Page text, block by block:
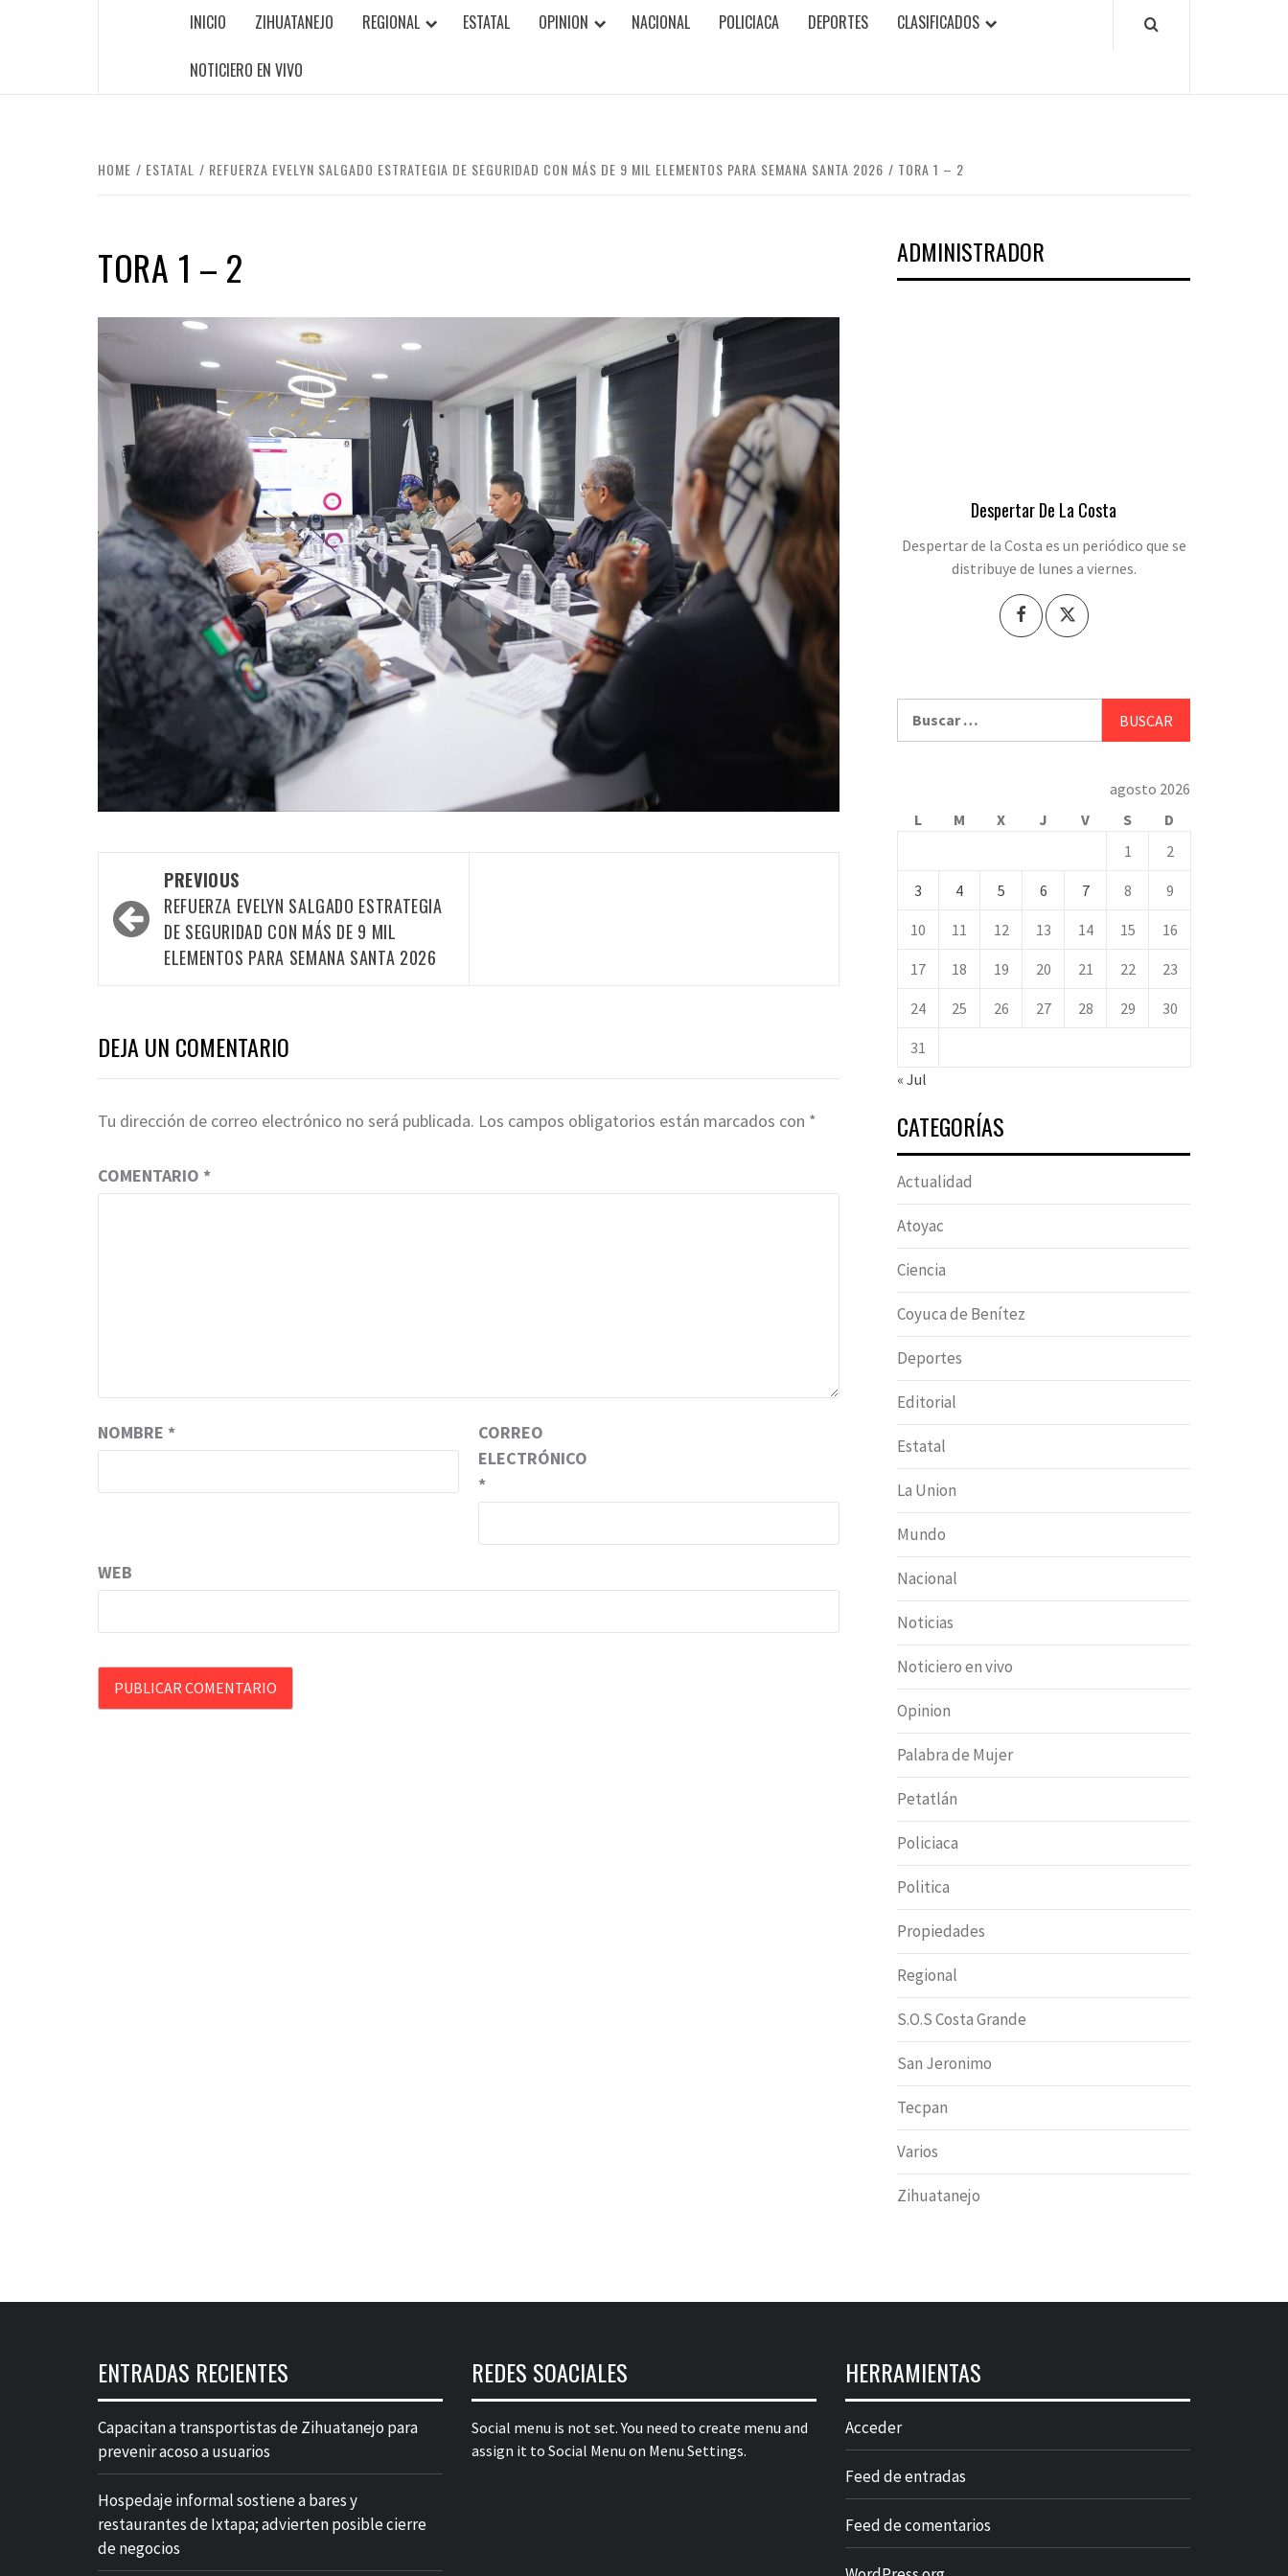
INICIO ZIHUATANEJO REGIONAL ESTATAL OPINION NACIONAL POLICIACA DEPORTES CLASIFICADOS
NOTICIERO EN VIVO
HOME ESTATAL REFUERZA EVELYN SALGADO ESTRATEGIA DE SEGURIDAD CON MÁS DE 9 MIL ELEMENTOS PARA SEMANA SANTA 2026 TORA 1 – 2
TORA 1 – 2
navigation
PREVIOUS
REFUERZA EVELYN SALGADO ESTRATEGIA
DE SEGURIDAD CON MÁS DE 9 MIL
ELEMENTOS PARA SEMANA SANTA 2026
DEJA UN COMENTARIO
Tu dirección de correo electrónico no será publicada. Los campos obligatorios están marcados con *
COMENTARIO *
NOMBRE *
CORREO
ELECTRÓNICO
*
WEB
ADMINISTRADOR
Despertar De La Costa
Despertar de la Costa es un periódico que se
distribuye de lunes a viernes.
agosto 2026
L
M X J V S
D
1
2
3 4 5 6 7 8 9
10 11 12 13 14 15 16
17 18 19 20 21 22 23
24 25 26 27 28 29 30
31
« Jul
CATEGORÍAS
Actualidad
Atoyac
Ciencia
Coyuca de Benítez
Deportes
Editorial
Estatal
La Union
Mundo
Nacional
Noticias
Noticiero en vivo
Opinion
Palabra de Mujer
Petatlán
Policiaca
Politica
Propiedades
Regional
S.O.S Costa Grande
San Jeronimo
Tecpan
Varios
Zihuatanejo
ENTRADAS RECIENTES
Capacitan a transportistas de Zihuatanejo para
prevenir acoso a usuarios
Hospedaje informal sostiene a bares y
restaurantes de Ixtapa; advierten posible cierre
de negocios
REDES SOACIALES
Social menu is not set. You need to create menu and
assign it to Social Menu on Menu Settings.
HERRAMIENTAS
Acceder
Feed de entradas
Feed de comentarios